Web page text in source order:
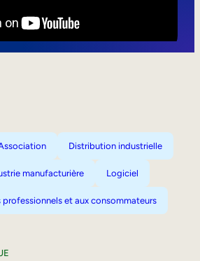
Distribution industrielle
manufacturière Logiciel
professionnels et aux consommateurs